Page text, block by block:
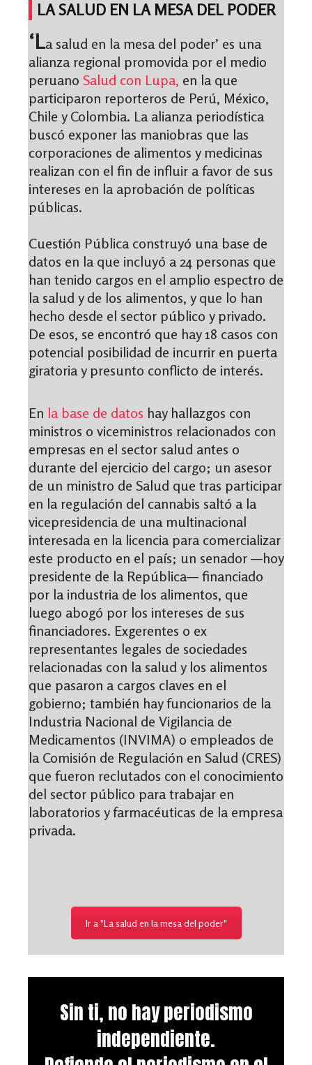
LA SALUD EN LA MESA DEL PODER
‘La salud en la mesa del poder’ es una
alianza regional promovida por el medio
peruano Salud con Lupa, en la que
participaron reporteros de Perú, México,
Chile y Colombia. La alianza periodística
buscó exponer las maniobras que las
corporaciones de alimentos y medicinas
realizan con el fin de influir a favor de sus
intereses en la aprobación de políticas
públicas.
Cuestión Pública construyó una base de
datos en la que incluyó a 24 personas que
han tenido cargos en el amplio espectro de
la salud y de los alimentos, y que lo han
hecho desde el sector público y privado.
De esos, se encontró que hay 18 casos con
potencial posibilidad de incurrir en puerta
giratoria y presunto conflicto de interés.
En la base de datos hay hallazgos con
ministros o viceministros relacionados con
empresas en el sector salud antes o
durante del ejercicio del cargo; un asesor
de un ministro de Salud que tras participar
en la regulación del cannabis saltó a la
vicepresidencia de una multinacional
interesada en la licencia para comercializar
este producto en el país; un senador —hoy
presidente de la República— financiado
por la industria de los alimentos, que
luego abogó por los intereses de sus
financiadores. Exgerentes o ex
representantes legales de sociedades
relacionadas con la salud y los alimentos
que pasaron a cargos claves en el
gobierno; también hay funcionarios de la
Industria Nacional de Vigilancia de
Medicamentos (INVIMA) o empleados de
la Comisión de Regulación en Salud (CRES)
que fueron reclutados con el conocimiento
del sector público para trabajar en
laboratorios y farmacéuticas de la empresa
privada.
Ir a "La salud en la mesa del poder"
Sin ti, no hay periodismo
independiente.